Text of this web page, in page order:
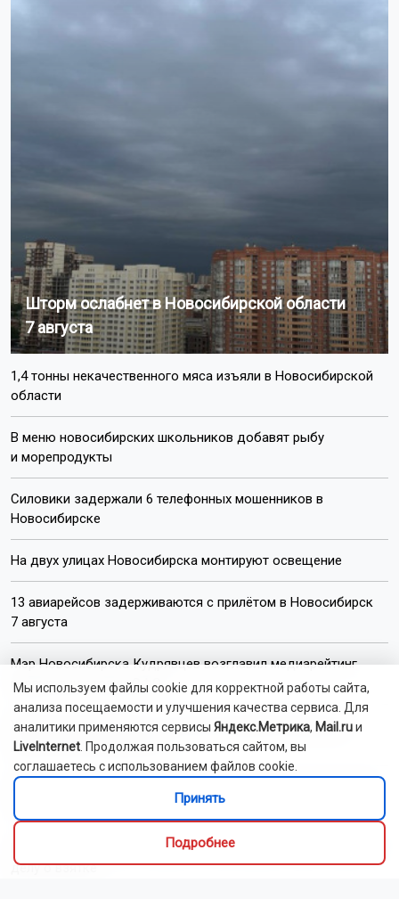
Шторм ослабнет в Новосибирской области
7 августа
1,4 тонны некачественного мяса изъяли в Новосибирской
области
В меню новосибирских школьников добавят рыбу
и морепродукты
Силовики задержали 6 телефонных мошенников в
Новосибирске
На двух улицах Новосибирска монтируют освещение
13 авиарейсов задерживаются с прилётом в Новосибирск
7 августа
Мэр Новосибирска Кудрявцев возглавил медиарейтинг
первых лиц столиц СФО
Жители новосибирского посёлка Садовый перекрыли
дорогу для мусоровозов
Движение на трассе «Новосибирск — Ленинск-Кузнецкий»
Начальника отдела полиции в Новосибирске арестовали по
делу о взятке
Мы используем файлы cookie для корректной работы сайта,
анализа посещаемости и улучшения качества сервиса. Для
аналитики применяются сервисы Яндекс.Метрика, Mail.ruи
LiveInternet . Продолжая пользоваться сайтом, вы
соглашаетесь с использованием файлов cookie.
Принять
Подробнее